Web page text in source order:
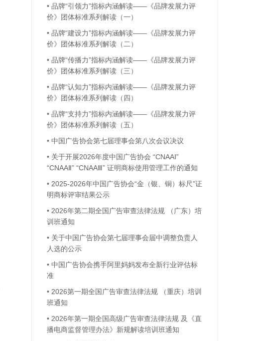
• 品牌“引领力”指标内涵解读——《品牌发展力评
价》团体标准系列解读（一）
• 品牌“建设力”指标内涵解读——《品牌发展力评
价》团体标准系列解读（二）
• 品牌“传播力”指标内涵解读——《品牌发展力评
价》团体标准系列解读（三）
• 品牌“认知力”指标内涵解读——《品牌发展力评
价》团体标准系列解读（四）
• 品牌“支持力”指标内涵解读——《品牌发展力评
价》团体标准系列解读（五）
• 中国广告协会第七届理事会第八次会议决议
• 关于开展2026年度中国广告协会 “CNAAⅠ”
“CNAAⅡ” “CNAAⅢ” 证明商标使用管理工作的通知
• 2025-2026年中国广告协会“金（银、铜）标尺”证
明商标评审结果公示
• 2026年第二期全国广告审查法律法规 （广东）培
训班通知
• 关于中国广告协会第七届理事会届中调整负责人
人选的公示
• 中国广告协会携手阿里妈妈发布全新行业评估标
准
• 2026第一期全国广告审查法律法规 （重庆）培训
班通知
• 2026年第一期全国高级广告审查法律法规 及《直
播电商监督管理办法》新规解读培训班通知